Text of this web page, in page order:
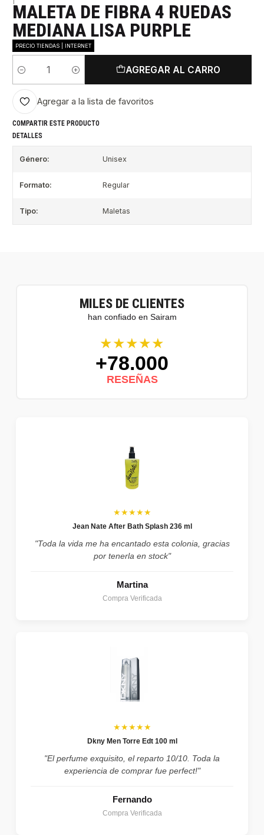
MALETA DE FIBRA 4 RUEDAS
MEDIANA LISA PURPLE
PRECIO TIENDAS | INTERNET
Cantidad
AGREGAR AL CARRO
Agregar a la lista de favoritos
COMPARTIR ESTE PRODUCTO
DETALLES
Género: Unisex
Formato: Regular
Tipo: Maletas
MILES DE CLIENTES
han confiado en Sairam
★★★★★
+78.000
RESEÑAS
★★★★★
Jean Nate After Bath Splash 236 ml
"Toda la vida me ha encantado esta colonia, gracias
por tenerla en stock"
Martina
Compra Verificada
★★★★★
Dkny Men Torre Edt 100 ml
"El perfume exquisito, el reparto 10/10. Toda la
experiencia de comprar fue perfect!"
Fernando
Compra Verificada